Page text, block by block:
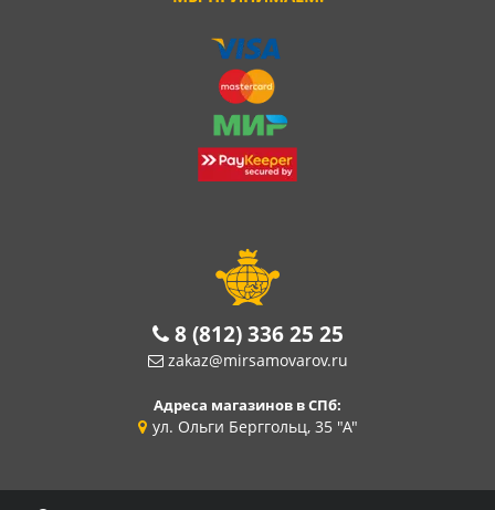
8 (812) 336 25 25
zakaz@mirsamovarov.ru
Адреса магазинов в СПб:
ул. Ольги Берггольц, 35 "А"